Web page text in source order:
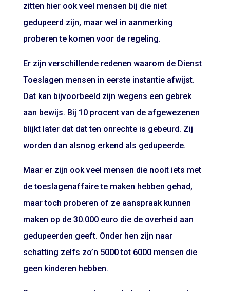
zitten hier ook veel mensen bij die niet
gedupeerd zijn, maar wel in aanmerking
proberen te komen voor de regeling.
Er zijn verschillende redenen waarom de Dienst
Toeslagen mensen in eerste instantie afwijst.
Dat kan bijvoorbeeld zijn wegens een gebrek
aan bewijs. Bij 10 procent van de afgewezenen
blijkt later dat dat ten onrechte is gebeurd. Zij
worden dan alsnog erkend als gedupeerde.
Maar er zijn ook veel mensen die nooit iets met
de toeslagenaffaire te maken hebben gehad,
maar toch proberen of ze aanspraak kunnen
maken op de 30.000 euro die de overheid aan
gedupeerden geeft. Onder hen zijn naar
schatting zelfs zo’n 5000 tot 6000 mensen die
geen kinderen hebben.